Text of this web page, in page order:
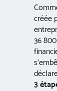
créée
36
3